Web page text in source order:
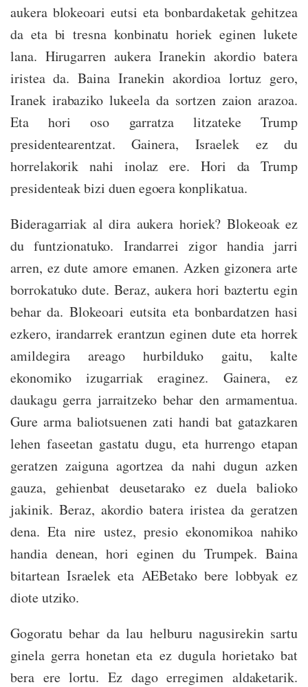
aukera blokeoari eutsi eta bonbardaketak gehitzea
da eta bi tresna konbinatu horiek eginen lukete
lana. Hirugarren aukera Iranekin akordio batera
iristea da. Baina Iranekin akordioa lortuz gero,
Iranek irabaziko lukeela da sortzen zaion arazoa.
Eta hori oso garratza litzateke Trump
presidentearentzat. Gainera, Israelek ez du
horrelakorik nahi inolaz ere. Hori da Trump
presidenteak bizi duen egoera konplikatua.
Bideragarriak al dira aukera horiek? Blokeoak ez
du funtzionatuko. Irandarrei zigor handia jarri
arren, ez dute amore emanen. Azken gizonera arte
borrokatuko dute. Beraz, aukera hori baztertu egin
behar da. Blokeoari eutsita eta bonbardatzen hasi
ezkero, irandarrek erantzun eginen dute eta horrek
amildegira areago hurbilduko gaitu, kalte
ekonomiko izugarriak eraginez. Gainera, ez
daukagu gerra jarraitzeko behar den armamentua.
Gure arma baliotsuenen zati handi bat gatazkaren
lehen faseetan gastatu dugu, eta hurrengo etapan
geratzen zaiguna agortzea da nahi dugun azken
gauza, gehienbat deusetarako ez duela balioko
jakinik. Beraz, akordio batera iristea da geratzen
dena. Eta nire ustez, presio ekonomikoa nahiko
handia denean, hori eginen du Trumpek. Baina
bitartean Israelek eta AEBetako bere lobbyak ez
diote utziko.
Gogoratu behar da lau helburu nagusirekin sartu
ginela gerra honetan eta ez dugula horietako bat
bera ere lortu. Ez dago erregimen aldaketarik.